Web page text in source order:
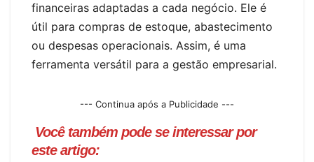
financeiras adaptadas a cada negócio. Ele é
útil para compras de estoque, abastecimento
ou despesas operacionais. Assim, é uma
ferramenta versátil para a gestão empresarial.
--- Continua após a Publicidade ---
Você também pode se interessar por
este artigo: